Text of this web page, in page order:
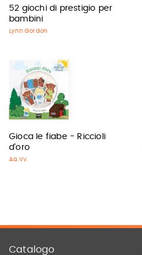
52 giochi di prestigio per
bambini
Lynn Gordon
Gioca le fiabe - Riccioli
d'oro
Aa.Vv.
Catalogo